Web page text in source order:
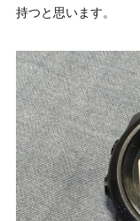
持つと思います。